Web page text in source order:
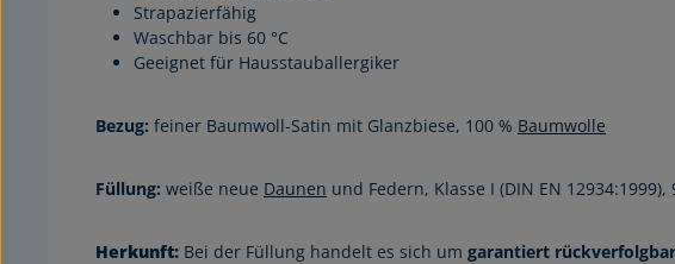
Strapazierfähig
Waschbar bis 60 °C
Geeignet für Hausstauballergiker
Bezug: feiner Baumwoll-Satin mit Glanzbiese, 100 % Baumwolle
Füllung: weiße neue Daunen und Federn, Klasse I (DIN EN 12934:1999),
Herkunft: Bei der Füllung handelt es sich um garantiert